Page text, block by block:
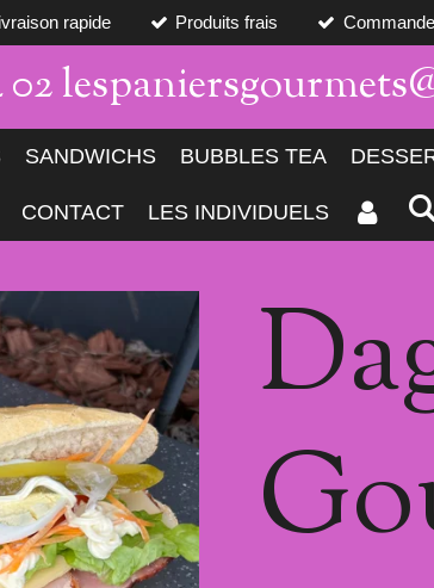
rapide Produits frais
02
SANDWICHS BUBBLES TEA
CONTACT LES INDIVIDUELS